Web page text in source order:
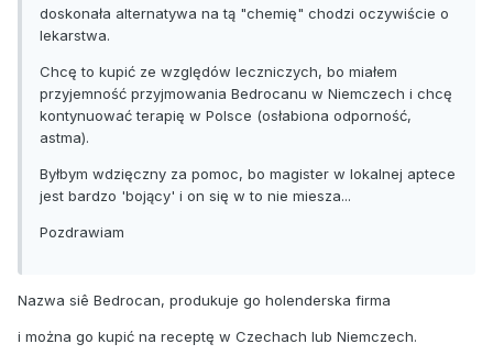
doskonała alternatywa na tą "chemię" chodzi oczywiście o
lekarstwa.
Chcę to kupić ze względów leczniczych, bo miałem
przyjemność przyjmowania Bedrocanu w Niemczech i chcę
kontynuować terapię w Polsce (osłabiona odporność,
astma).
Byłbym wdzięczny za pomoc, bo magister w lokalnej aptece
jest bardzo 'bojący' i on się w to nie miesza...
Pozdrawiam
Nazwa siê Bedrocan, produkuje go holenderska firma
i można go kupić na receptę w Czechach lub Niemczech.